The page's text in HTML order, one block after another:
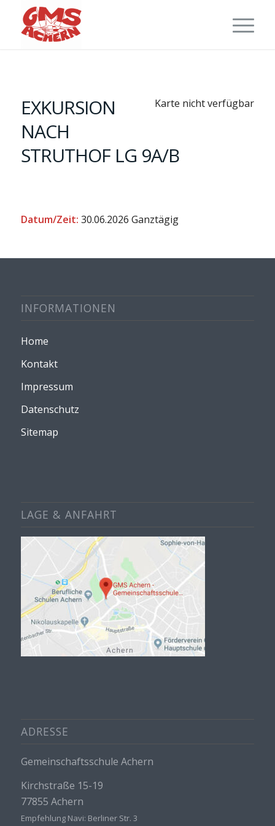
Karte nicht verfügbar
EXKURSION
NACH
STRUTHOF LG 9A/B
Datum/Zeit: 30.06.2026 Ganztägig
INFORMATIONEN
Home
Kontakt
Impressum
Datenschutz
Sitemap
LAGE & ANFAHRT
ADRESSE
Gemeinschaftsschule Achern
Kirchstraße 15-19
77855 Achern
Empfehlung Navi: Berliner Str. 3